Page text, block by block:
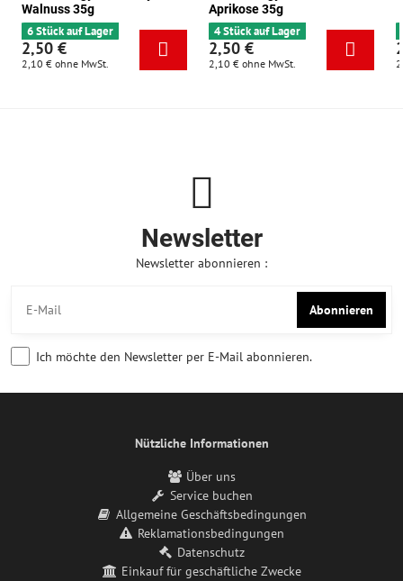
Walnuss 35g
6 Stück auf Lager
2,50 €
2,10 € ohne MwSt.
Aprikose 35g
4 Stück auf Lager
2,50 €
2,10 € ohne MwSt.
Newsletter
Newsletter abonnieren :
Abonnieren
Ich möchte den Newsletter per E-Mail abonnieren.
Nützliche Informationen
Über uns
Service buchen
Allgemeine Geschäftsbedingungen
Reklamationsbedingungen
Datenschutz
Einkauf für geschäftliche Zwecke